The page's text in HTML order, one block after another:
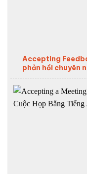
Accepting
phản hồi chuyên